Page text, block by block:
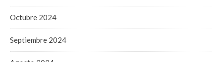
Octubre 2024
Septiembre 2024